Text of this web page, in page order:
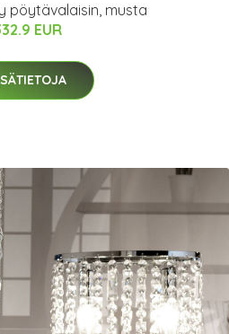
pöytävalaisin, musta
EUR